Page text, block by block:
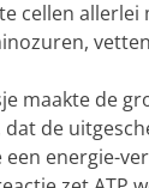
cellen allerlei
maakte de
de
energie-